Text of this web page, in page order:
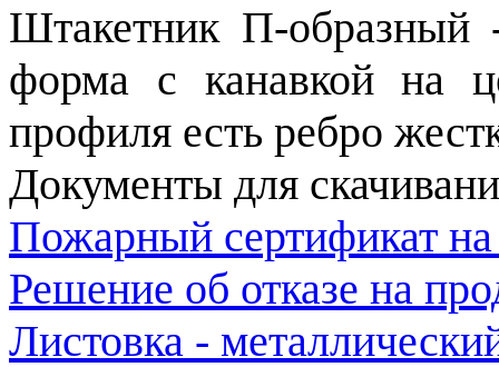
Штакетник П-
форма с канавкой на
профиля есть ребро
Документы для
Пожарный сертификат
Решение об отказе на
Листовка -